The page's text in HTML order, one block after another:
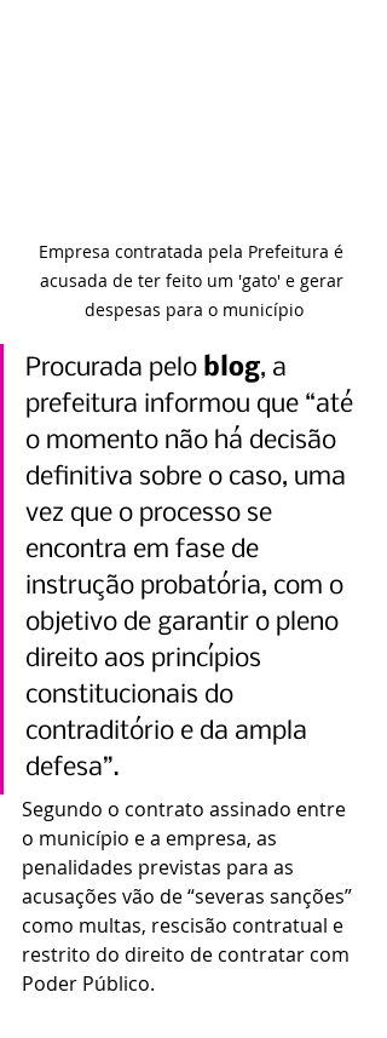
Empresa contratada pela Prefeitura é
acusada de ter feito um 'gato' e gerar
despesas para o município
Procurada pelo blog, a
prefeitura informou que “até
o momento não há decisão
definitiva sobre o caso, uma
vez que o processo se
encontra em fase de
instrução probatória, com o
objetivo de garantir o pleno
direito aos princípios
constitucionais do
contraditório e da ampla
defesa”.
Segundo o contrato assinado entre
o município e a empresa, as
penalidades previstas para as
acusações vão de “severas sanções”
como multas, rescisão contratual e
restrito do direito de contratar com
Poder Público.